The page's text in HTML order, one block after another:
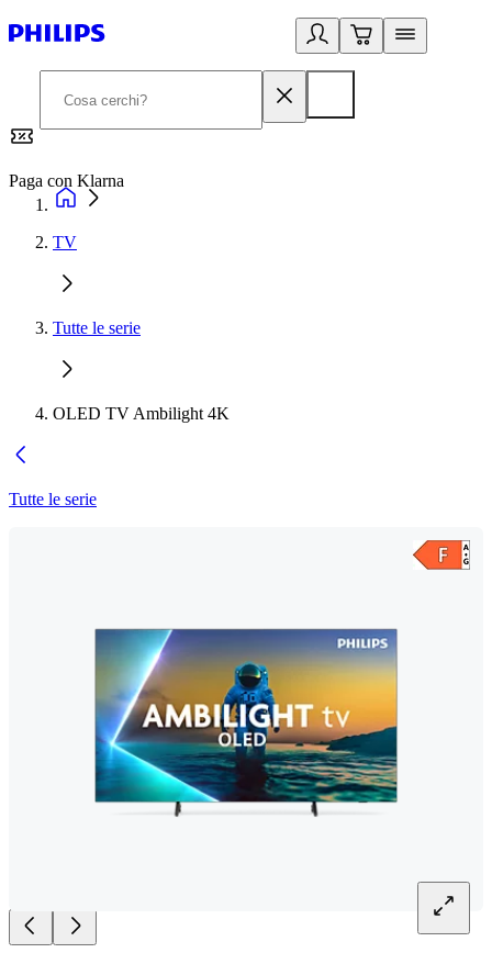
Paga con Klarna
TV
Tutte le serie
OLED TV Ambilight 4K
Tutte le serie